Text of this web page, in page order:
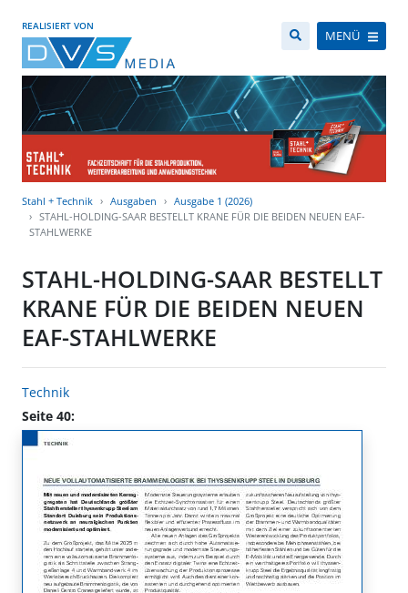
REALISIERT VON
MENÜ
Stahl + Technik Ausgaben
Ausgabe 1 (2026)
STAHL-HOLDING-SAAR BESTELLT KRANE FÜR DIE BEIDEN NEUEN EAF-
STAHLWERKE
STAHL-HOLDING-SAAR BESTELLT
KRANE FÜR DIE BEIDEN NEUEN
EAF-STAHLWERKE
Technik
Seite 40: